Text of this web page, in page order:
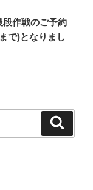
段作戦のご予約
で)となりまし